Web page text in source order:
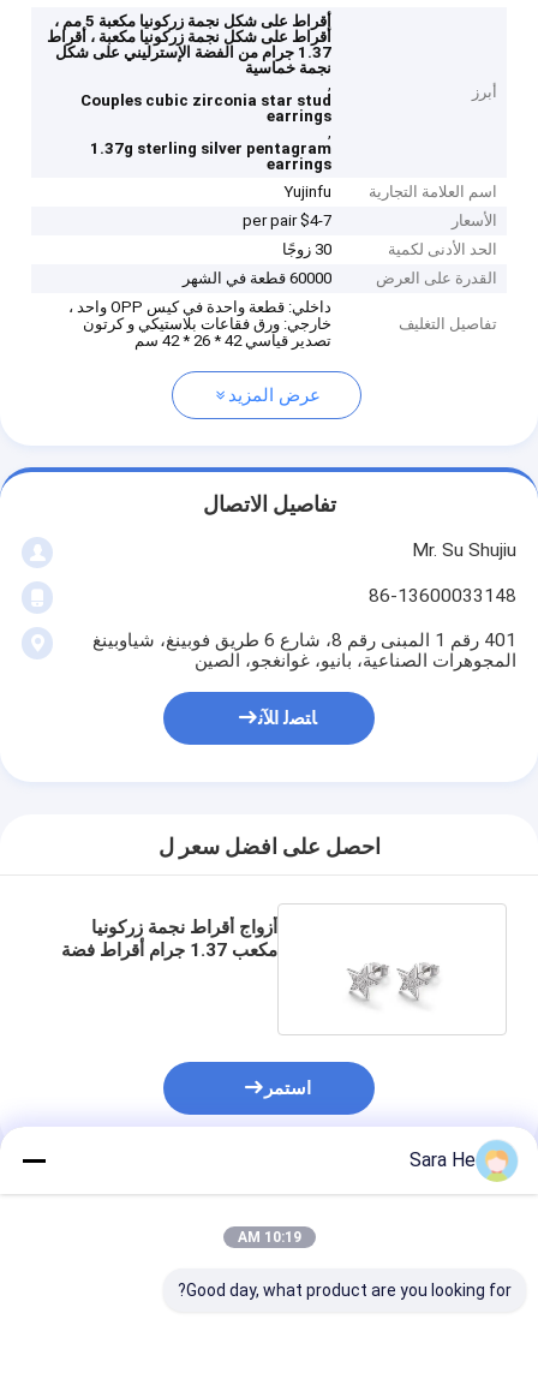
أبرز
أقراط على شكل نجمة زركونيا مكعبة 5 مم ،
أقراط على شكل نجمة زركونيا مكعبة ، أقراط
1.37 جرام من الفضة الإسترليني على شكل
نجمة خماسية
,
Couples cubic zirconia star stud
earrings
,
1.37g sterling silver pentagram
earrings
اسم العلامة التجارية
Yujinfu
الأسعار
$4-7 per pair
الحد الأدنى لكمية
30 زوجًا
القدرة على العرض
60000 قطعة في الشهر
تفاصيل التغليف
داخلي: قطعة واحدة في كيس OPP واحد ،
خارجي: ورق فقاعات بلاستيكي و كرتون
تصدير قياسي 42 * 26 * 42 سم
عرض المزيد
تفاصيل الاتصال
Mr. Su Shujiu
86-13600033148
401 رقم 1 المبنى رقم 8، شارع 6 طريق فوبينغ، شياوبينغ
المجوهرات الصناعية، بانيو، غوانغجو، الصين
ﺎﺘﺼﻟ ﺍﻶﻧ
احصل على افضل سعر ل
أزواج أقراط نجمة زركونيا
مكعب 1.37 جرام أقراط فضة
استمر
المنتجات الموصى بها
Sara He
10:19 AM
Good day, what product are you looking for?